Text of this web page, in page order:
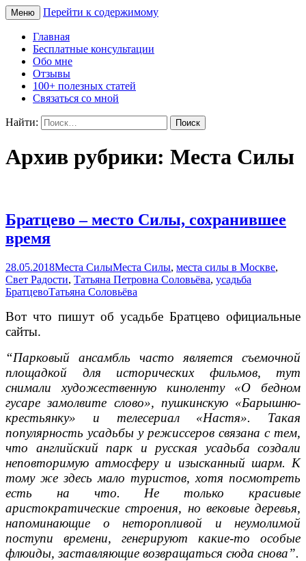
Свет Радости
Меню Перейти к содержимому
Главная
Бесплатные консультации
Обо мне
Отзывы
100+ полезных статей
Связаться со мной
Найти:
Архив рубрики: Места Силы
Братцево – место Силы, сохранившее
время
28.05.2018Места СилыМеста Силы, места силы в Москве,
Свет Радости, Татьяна Петровна Соловьёва, усадьба
БратцевоТатьяна Соловьёва
Вот что пишут об усадьбе Братцево официальные
сайты.
“Парковый ансамбль часто является съемочной
площадкой для исторических фильмов, тут
снимали художественную киноленту «О бедном
гусаре замолвите слово», пушкинскую «Барышню-
крестьянку» и телесериал «Настя». Такая
популярность усадьбы у режиссеров связана с тем,
что английский парк и русская усадьба создали
неповторимую атмосферу и изысканный шарм. К
тому же здесь мало туристов, хотя посмотреть
есть на что. Не только красивые
аристократические строения, но вековые деревья,
напоминающие о неторопливой и неумолимой
поступи времени, генерируют какие-то особые
флюиды, заставляющие возвращаться сюда снова”.